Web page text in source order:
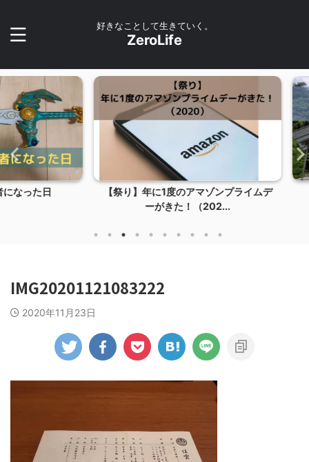
好きなことして生きていく。
ZeroLife
日
【祭り】年に1度のアマゾンプライムデ
ーがきた！（202...
【雑記
IMG20201121083222
2020年11月23日